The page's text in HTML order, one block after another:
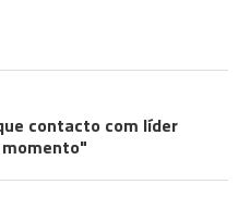
contacto com líder